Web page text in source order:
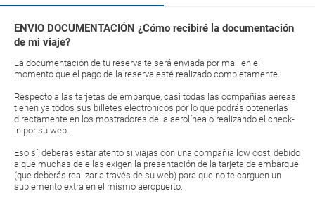
ENVIO DOCUMENTACIÓN ¿Cómo recibiré la documentación
de mi viaje?
La documentación de tu reserva te será enviada por mail en el
momento que el pago de la reserva esté realizado completamente.
Respecto a las tarjetas de embarque, casi todas las compañías aéreas
tienen ya todos sus billetes electrónicos por lo que podrás obtenerlas
directamente en los mostradores de la aerolínea o realizando el check-
in por su web.
Eso sí, deberás estar atento si viajas con una compañía low cost, debido
a que muchas de ellas exigen la presentación de la tarjeta de embarque
(que deberás realizar a través de su web) para que no te carguen un
suplemento extra en el mismo aeropuerto.